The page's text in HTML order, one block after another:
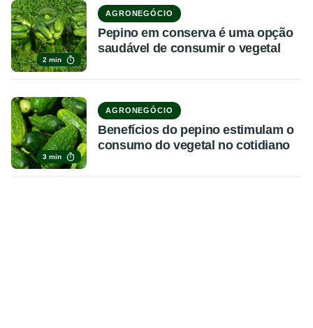
2 min
AGRONEGÓCIO
Pepino em conserva é uma opção
saudável de consumir o vegetal
3 min
AGRONEGÓCIO
Benefícios do pepino estimulam o
consumo do vegetal no cotidiano